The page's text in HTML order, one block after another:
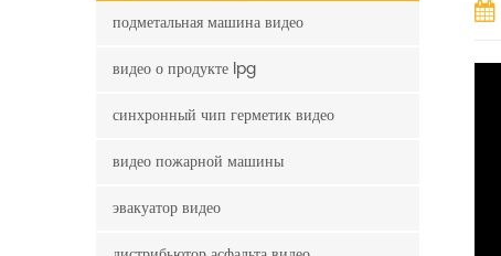
подметальная машина видео
видео о продукте lpg
синхронный чип герметик видео
видео пожарной машины
эвакуатор видео